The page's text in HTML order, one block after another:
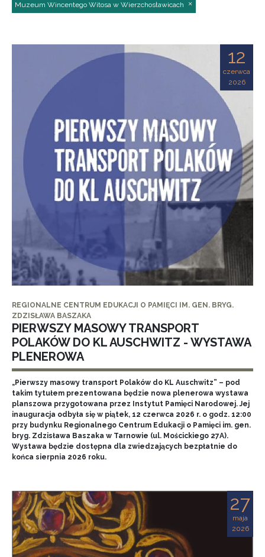
Muzeum Wincentego Witosa w Wierzchosławicach
12
czerwca
2026
REGIONALNE CENTRUM EDUKACJI O PAMIĘCI IM. GEN. BRYG.
ZDZISŁAWA BASZAKA
PIERWSZY MASOWY TRANSPORT
POLAKÓW DO KL AUSCHWITZ - WYSTAWA
PLENEROWA
„Pierwszy masowy transport Polaków do KL Auschwitz” – pod
takim tytułem prezentowana będzie nowa plenerowa wystawa
planszowa przygotowana przez Instytut Pamięci Narodowej. Jej
inauguracja odbyła się w piątek, 12 czerwca 2026 r. o godz. 12:00
przy budynku Regionalnego Centrum Edukacji o Pamięci im. gen.
bryg. Zdzisława Baszaka w Tarnowie (ul. Mościckiego 27A).
Wystawa będzie dostępna dla zwiedzających bezpłatnie do
końca sierpnia 2026 roku.
27
maja
2026